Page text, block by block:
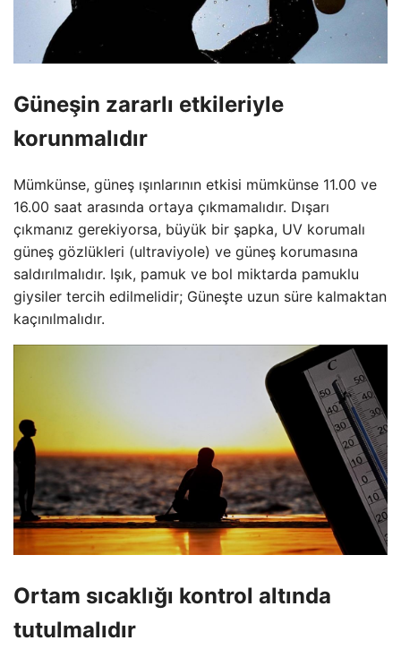
Güneşin zararlı etkileriyle
korunmalıdır
Mümkünse, güneş ışınlarının etkisi mümkünse 11.00 ve
16.00 saat arasında ortaya çıkmamalıdır. Dışarı
çıkmanız gerekiyorsa, büyük bir şapka, UV korumalı
güneş gözlükleri (ultraviyole) ve güneş korumasına
saldırılmalıdır. Işık, pamuk ve bol miktarda pamuklu
giysiler tercih edilmelidir; Güneşte uzun süre kalmaktan
kaçınılmalıdır.
Ortam sıcaklığı kontrol altında
tutulmalıdır